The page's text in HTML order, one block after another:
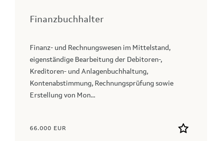
Finanzbuchhalter
Finanz- und Rechnungswesen im Mittelstand,
eigenständige Bearbeitung der Debitoren-,
Kreditoren- und Anlagenbuchhaltung,
Kontenabstimmung, Rechnungsprüfung sowie
Erstellung von Mon...
66.000 EUR